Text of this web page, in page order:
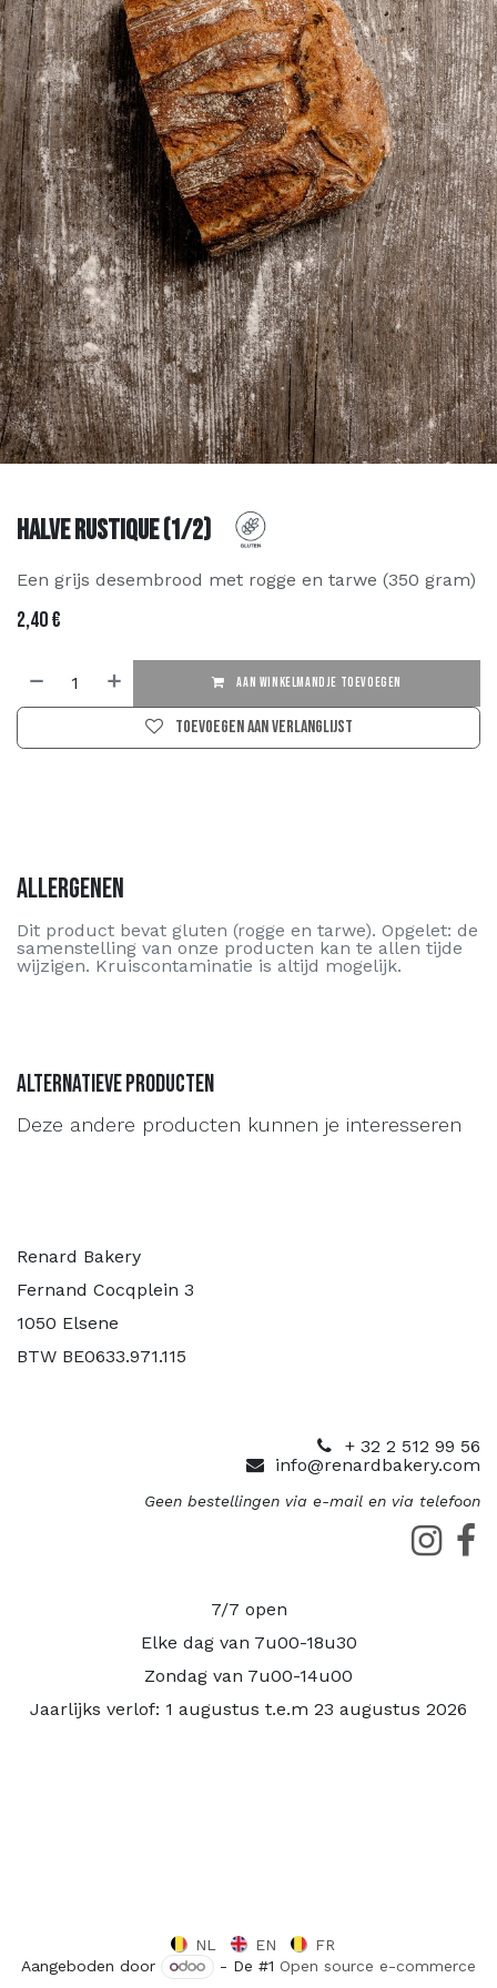
Halve Rustique (1/2)
Een grijs desembrood met rogge en tarwe (350 gram)
2,40€
AAN WINKELMANDJE TOEVOEGEN
Toevoegen aan verlanglijst
Allergenen
Dit product bevat gluten (rogge en tarwe). Opgelet: de
samenstelling van onze producten kan te allen tijde
wijzigen. Kruiscontaminatie is altijd mogelijk.
Alternatieve producten
Deze andere producten kunnen je interesseren
Renard Bakery
Fernand Cocqplein 3
1050 Elsene
BTW BE0633.971.115
+ 32 2 512 99 56
info@renardbakery.com
Geen bestellingen via e-mail en via telefoon
7/7 open
Elke dag van 7u00-18u30
Zondag van 7u00-14u00
Jaarlijks verlof: 1 augustus t.e.m 23 augustus 2026
NL EN
FR
Aangeboden door
- De #1 Open source e-commerce